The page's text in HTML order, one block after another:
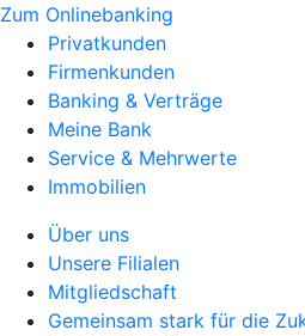
Zum Onlinebanking
Privatkunden
Firmenkunden
Banking & Verträge
Meine Bank
Service & Mehrwerte
Immobilien
Über uns
Unsere Filialen
Mitgliedschaft
Gemeinsam stark für die